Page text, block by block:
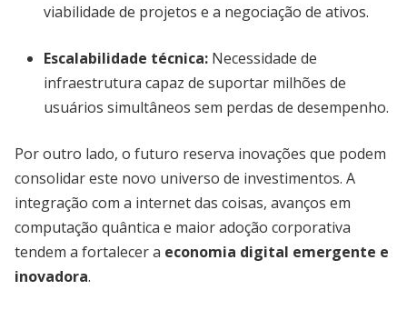
viabilidade de projetos e a negociação de ativos.
Escalabilidade técnica: Necessidade de
infraestrutura capaz de suportar milhões de
usuários simultâneos sem perdas de desempenho.
Por outro lado, o futuro reserva inovações que podem
consolidar este novo universo de investimentos. A
integração com a internet das coisas, avanços em
computação quântica e maior adoção corporativa
tendem a fortalecer a economia digital emergente e
inovadora.